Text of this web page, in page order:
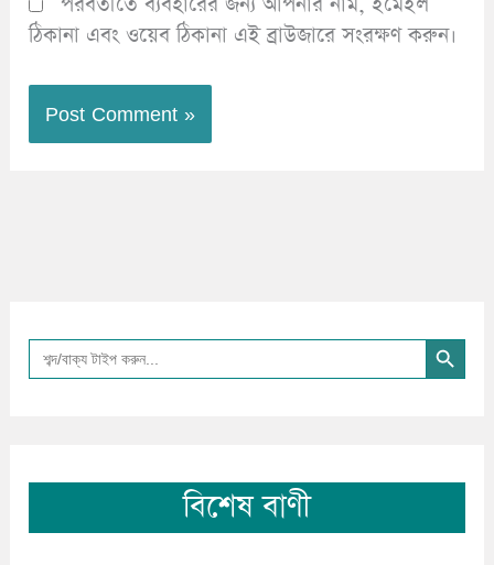
ঠিকানা এবং ওয়েব ঠিকানা এই ব্রাউজারে সংরক্ষণ করুন।
Search
for:
Search Button
বিশেষ বাণী